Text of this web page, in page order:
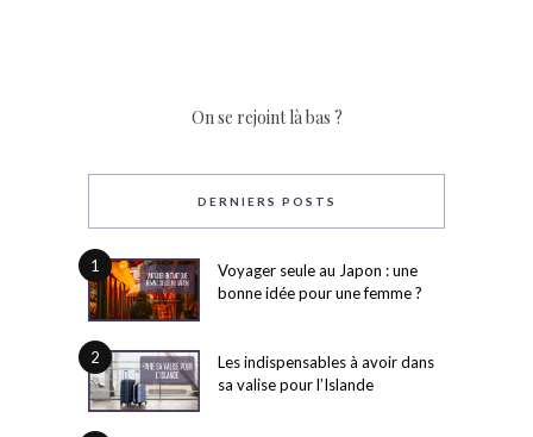
On se rejoint là bas ?
DERNIERS POSTS
1
Voyager seule au Japon : une
bonne idée pour une femme ?
2
Les indispensables à avoir dans
sa valise pour l’Islande